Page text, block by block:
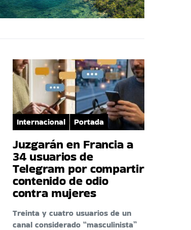
Internacional Portada
Juzgarán en Francia a
34 usuarios de
Telegram por compartir
contenido de odio
contra mujeres
Treinta y cuatro usuarios de un
canal considerado “masculinista”